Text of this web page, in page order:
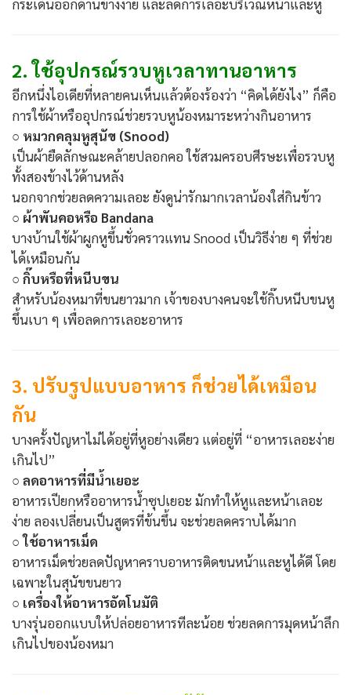
กระเด็นออกด้านข้างง่าย และลดการเลอะบริเวณหน้าและหู
2. ใช้อุปกรณ์รวบหูเวลาทานอาหาร
อีกหนึ่งไอเดียที่หลายคนเห็นแล้วต้องร้องว่า “คิดได้ยังไง” ก็คือ
การใช้ผ้าหรืออุปกรณ์ช่วยรวบหูน้องหมาระหว่างกินอาหาร
○ หมวกคลุมหูสุนัข (Snood)
เป็นผ้ายืดลักษณะคล้ายปลอกคอ ใช้สวมครอบศีรษะเพื่อรวบหู
ทั้งสองข้างไว้ด้านหลัง
นอกจากช่วยลดความเลอะ ยังดูน่ารักมากเวลาน้องใส่กินข้าว
○ ผ้าพันคอหรือ Bandana
บางบ้านใช้ผ้าผูกหูขึ้นชั่วคราวแทน Snood เป็นวิธีง่าย ๆ ที่ช่วย
ได้เหมือนกัน
○ กิ๊บหรือที่หนีบขน
สำหรับน้องหมาที่ขนยาวมาก เจ้าของบางคนจะใช้กิ๊บหนีบขนหู
ขึ้นเบา ๆ เพื่อลดการเลอะอาหาร
3. ปรับรูปแบบอาหาร ก็ช่วยได้เหมือน
กัน
บางครั้งปัญหาไม่ได้อยู่ที่หูอย่างเดียว แต่อยู่ที่ “อาหารเลอะง่าย
เกินไป”
○ ลดอาหารที่มีน้ำเยอะ
อาหารเปียกหรืออาหารน้ำซุปเยอะ มักทำให้หูและหน้าเลอะ
ง่าย ลองเปลี่ยนเป็นสูตรที่ข้นขึ้น จะช่วยลดคราบได้มาก
○ ใช้อาหารเม็ด
อาหารเม็ดช่วยลดปัญหาคราบอาหารติดขนหน้าและหูได้ดี โดย
เฉพาะในสุนัขขนยาว
○ เครื่องให้อาหารอัตโนมัติ
บางรุ่นออกแบบให้ปล่อยอาหารทีละน้อย ช่วยลดการมุดหน้าลึก
เกินไปของน้องหมา